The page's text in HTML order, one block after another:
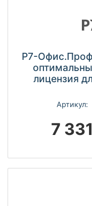
Р7-
лицензия
Артикул:
7 331